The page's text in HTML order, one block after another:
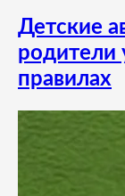
Детские
родители
правилах